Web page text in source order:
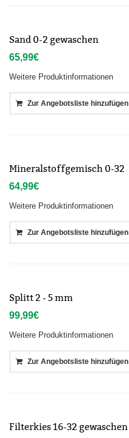
Sand 0-2 gewaschen
65,99€
Weitere Produktinformationen
Zur Angebotsliste hinzufügen
Mineralstoffgemisch 0-32
64,99€
Weitere Produktinformationen
Zur Angebotsliste hinzufügen
Splitt 2 - 5 mm
99,99€
Weitere Produktinformationen
Zur Angebotsliste hinzufügen
Filterkies 16-32 gewaschen